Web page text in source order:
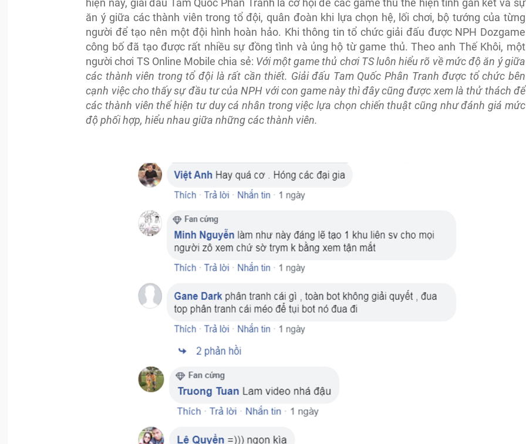
hiện nay, giải đấu Tam Quốc Phân Tranh là cơ hội để các game thủ thể hiện tính gắn kết và sự
ăn ý giữa các thành viên trong tổ đội, quân đoàn khi lựa chọn hệ, lối chơi, bộ tướng của từng
người để tạo nên một đội hình hoàn hảo. Khi thông tin tổ chức giải đấu được NPH Dozgame
công bố đã tạo được rất nhiều sự đồng tình và ủng hộ từ game thủ. Theo anh Thế Khôi, một
người chơi TS Online Mobile chia sẻ: Với một game thủ chơi TS luôn hiểu rõ về mức độ ăn ý giữa
các thành viên trong tổ đội là rất cần thiết. Giải đấu Tam Quốc Phân Tranh được tổ chức bên
cạnh việc cho thấy sự đầu tư của NPH với con game này thì đây cũng được xem là thử thách để
các thành viên thể hiện tư duy cá nhân trong việc lựa chọn chiến thuật cũng như đánh giá mức
độ phối hợp, hiểu nhau giữa những các thành viên.